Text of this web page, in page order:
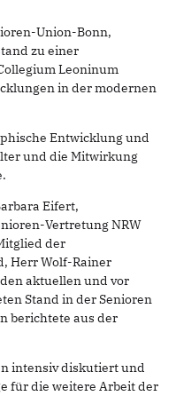
Union-Bonn,
zu einer
Leoninum
in der modernen
Entwicklung und
und die Mitwirkung
Eifert,
Vertretung NRW
der
Herr Wolf-Rainer
aktuellen und vor
Stand in der Senioren
berichtete aus der
intensiv diskutiert und
für die weitere Arbeit der